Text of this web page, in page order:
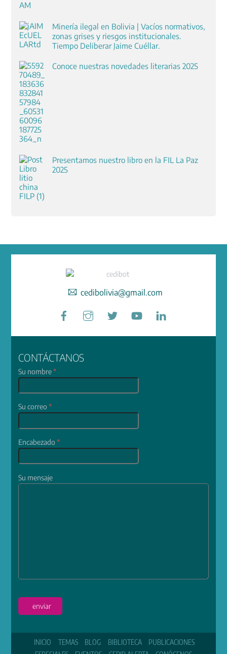
Minería ilegal en Bolivia | Vacíos normativos,
zonas grises y riesgos institucionales.
Tiempo Deliberar Jaime Cuéllar.
Conoce nuestras novedades literarias 2025
Presentamos nuestro libro en la FIL La Paz
2025
cedibolivia@gmail.com
Facebook
CONTÁCTANOS
Su nombre*
Su correo*
Encabezado*
Su mensaje
enviar
INICIO TEMAS BLOG BIBLIOTECA
PUBLICACIONES